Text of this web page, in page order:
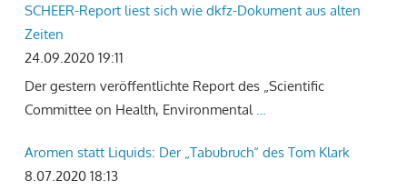
SCHEER-Report liest sich wie dkfz-Dokument aus alten
Zeiten
24.09.2020 19:11
Der gestern veröffentlichte Report des „Scientific
Committee on Health, Environmental …
Aromen statt Liquids: Der „Tabubruch“ des Tom Klark
8.07.2020 18:13